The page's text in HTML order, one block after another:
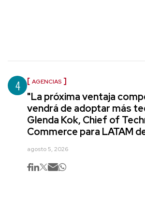
4 AGENCIAS
"La próxima ventaja
vendrá de adoptar más
Glenda Kok, Chief of
Commerce para LATAM
agosto 5, 2026